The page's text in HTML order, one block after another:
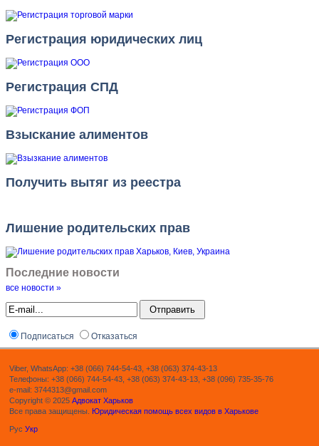
Регистрация юридических лиц
Регистрация СПД
Взыскание алиментов
Получить вытяг из реестра
Лишение родительских прав
Последние новости
все новости »
Подписаться Отказаться
Viber, WhatsApp: +38 (066) 744-54-43, +38 (063) 374-43-13
Телефоны: +38 (066) 744-54-43, +38 (063) 374-43-13, +38 (096) 735-35-76
e-mail: 3744313@gmail.com
Copyright © 2025 Адвокат Харьков
Все права защищены. Юридическая помощь всех видов в Харькове
Рус Укр